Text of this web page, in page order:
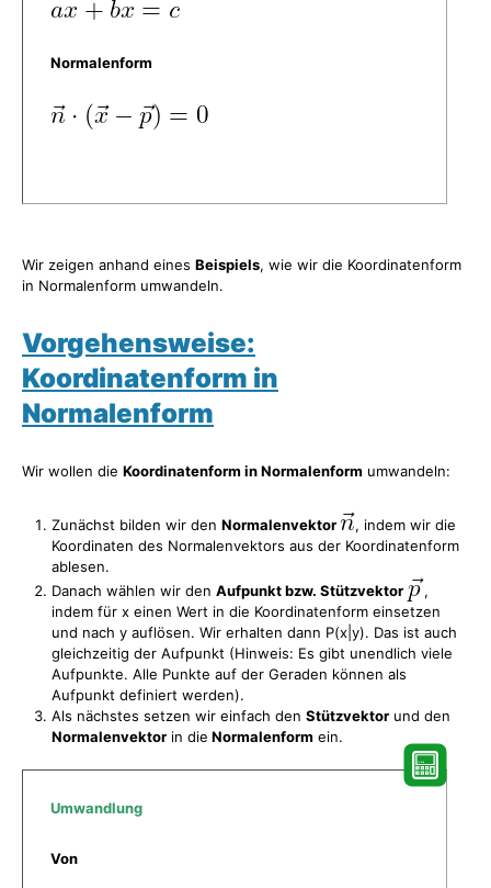
Normalenform
Wir zeigen anhand eines Beispiels, wie wir die Koordinatenform
in Normalenform umwandeln.
Vorgehensweise:
Koordinatenform in
Normalenform
Wir wollen die Koordinatenform in Normalenform umwandeln:
Zunächst bilden wir den Normalenvektor
, indem wir die
Koordinaten des Normalenvektors aus der Koordinatenform
ablesen.
Danach wählen wir den Aufpunkt bzw. Stützvektor
,
indem für x einen Wert in die Koordinatenform einsetzen
und nach y auflösen. Wir erhalten dann P(x|y). Das ist auch
gleichzeitig der Aufpunkt (Hinweis: Es gibt unendlich viele
Aufpunkte. Alle Punkte auf der Geraden können als
Aufpunkt definiert werden).
Als nächstes setzen wir einfach den Stützvektor und den
Normalenvektor in die Normalenform ein.
Umwandlung
Von